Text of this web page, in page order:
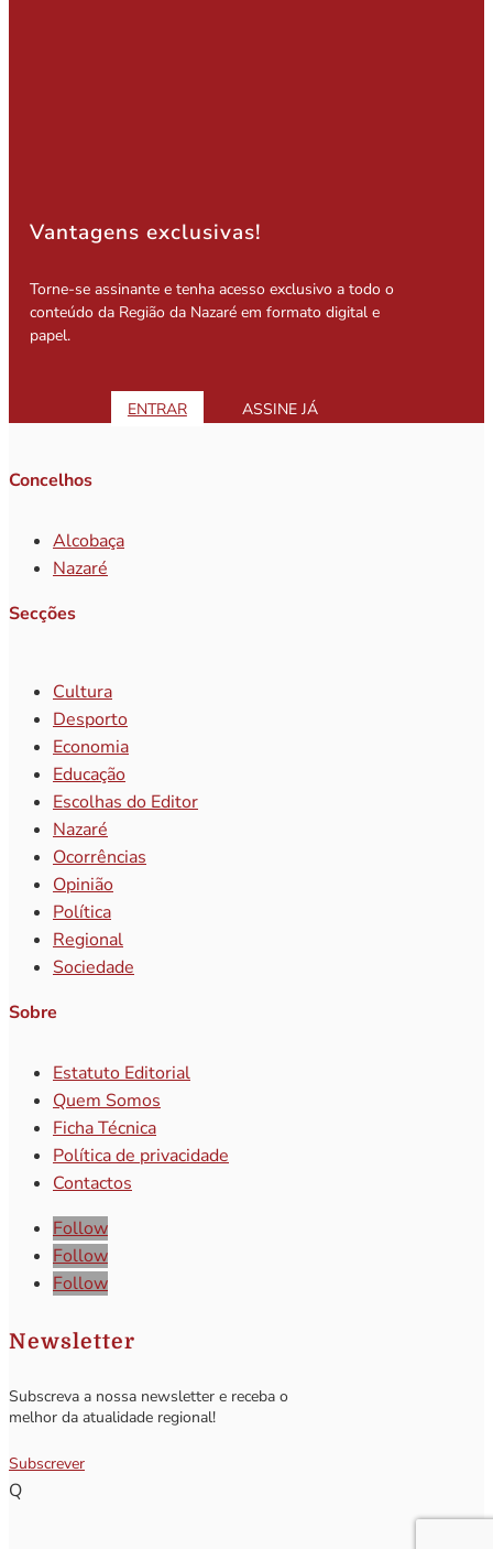
Vantagens exclusivas!
Torne-se assinante e tenha acesso exclusivo a todo o
conteúdo da Região da Nazaré em formato digital e
papel.
ENTRAR ASSINE JÁ
Concelhos
Alcobaça
Nazaré
Secções
Cultura
Desporto
Economia
Educação
Escolhas do Editor
Nazaré
Ocorrências
Opinião
Política
Regional
Sociedade
Sobre
Estatuto Editorial
Quem Somos
Ficha Técnica
Política de privacidade
Contactos
Follow
Follow
Follow
Newsletter
Subscreva a nossa newsletter e receba o
melhor da atualidade regional!
Subscrever
Q